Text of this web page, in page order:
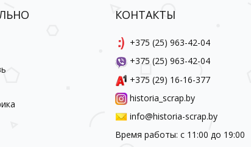
КОНТАКТЫ
+375 (25) 963-42-04
+375 (25) 963-42-04
+375 (29) 16-16-377
historia_scrap.by
info@historia-scrap.by
Время работы: с 11:00 до 19:00